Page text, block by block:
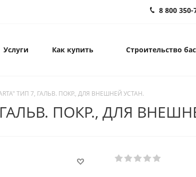
8 800 350-
Услуги Как купить Строительство
ТИП 7, ГАЛЬВ. ПОКР., ДЛЯ ВНЕШНЕЙ УСТАН.
ПОКР., ДЛЯ